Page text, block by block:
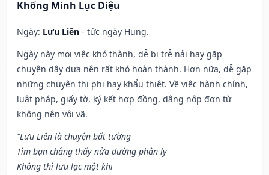
Khổng Minh Lục Diệu
Ngày: Lưu Liên - tức ngày Hung.
Ngày này mọi việc khó thành, dễ bị trễ nải hay gặp
chuyện dây dưa nên rất khó hoàn thành. Hơn nữa, dễ gặp
những chuyện thị phi hay khẩu thiệt. Về việc hành chính,
luật pháp, giấy tờ, ký kết hợp đồng, dâng nộp đơn từ
không nên vội vã.
“Lưu Liên là chuyện bất tường
Tìm bạn chẳng thấy nửa đường phân ly
Không thì lưu lạc một khi